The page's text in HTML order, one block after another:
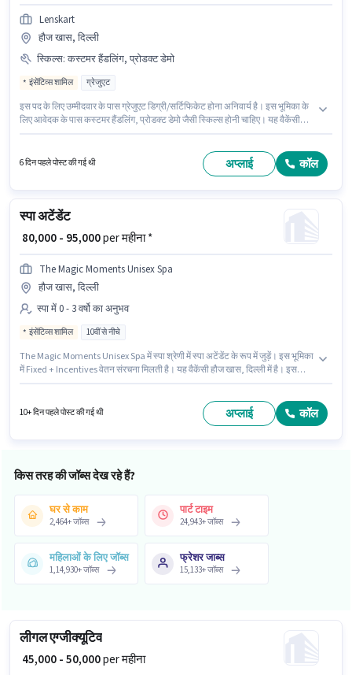
Lenskart
हौज खास, दिल्ली
स्किल्स: कस्टमर हैंडलिंग, प्रोडक्ट डेमो
इंसेंटिव्स शामिल ग्रेजुएट
इस पद के लिए उम्मीदवार के पास ग्रेजुएट डिग्री/सर्टिफिकेट होना अनिवार्य है। इस भूमिका के
लिए आवेदक के पास कस्टमर हैंडलिंग, प्रोडक्ट डेमो जैसी स्किल्स होनी चाहिए। यह वैकेंसी
के रूप में जुड़ें। इस पद के लिए Fixed + Incentives सैलरी उपलब्ध है।
6 दिन पहले पोस्ट की गई थी अप्लाई कॉल
स्पा अटेंडेंट
₹ 80,000 - 95,000per महीना *
The Magic Moments Unisex Spa
हौज खास, दिल्ली
स्पा में 0 - 3 वर्षो का अनुभव
इंसेंटिव्स शामिल 10वीं से नीचे
The Magic Moments Unisex Spa में स्पा श्रेणी में स्पा अटेंडेंट के रूप में जुड़ें। इस भूमिका
में Fixed + Incentives वेतन संरचना मिलती है। यह वैकेंसी हौज खास, दिल्ली में है। इस
10वीं से नीचे योग्यता वाले उम्मीदवार आवेदन कर सकते हैं।
10+ दिन पहले पोस्ट की गई थी अप्लाई कॉल
किस तरह की जॉब्स देख रहे हैं?
घर से काम
2,464+जॉब्स
पार्ट टाइम
24,943+जॉब्स
महिलाओं के लिए जॉब्स
1,14,930+जॉब्स
फ्रेशर जाब्स
15,133+जॉब्स
लीगल एग्जीक्यूटिव
₹ 45,000 - 50,000per महीना